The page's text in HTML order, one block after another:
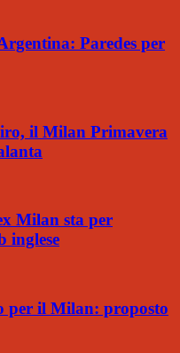
Paredes per
il Milan Primavera
Milan sta per
inglese
per il Milan: proposto